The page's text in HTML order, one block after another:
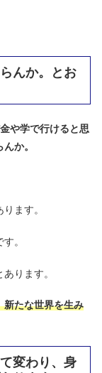
んか。とお
や学で行けると思
か。
ります。
。
あります。
新たな世界を生み
変わり、身